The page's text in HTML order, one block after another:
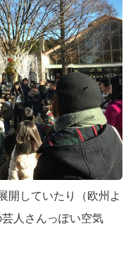
開していたり（欧州よ
人さんっぽい空気